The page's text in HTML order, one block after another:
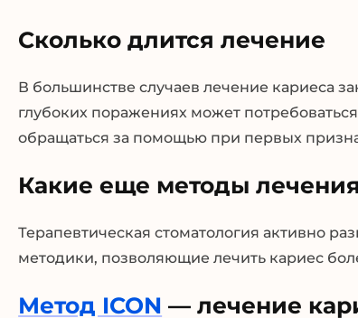
Сколько длится лечение
В большинстве случаев лечение кариеса
глубоких поражениях может
обращаться за помощью при первых
Какие еще методы
Терапевтическая стоматология активно
методики, позволяющие лечить кариес
Метод ICON — лечение